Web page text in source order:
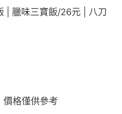
| 臘味三寶飯/26元 | 八刀
價格僅供參考